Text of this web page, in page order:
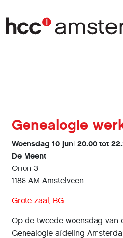
Genealogie
Woensdag 10 juni 20:00 tot
De Meent
Orion 3
1188 AM Amstelveen
Grote zaal, BG.
Op de tweede woensdag van
Genealogie afdeling